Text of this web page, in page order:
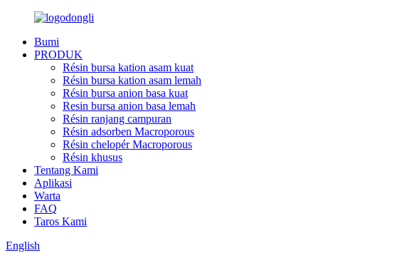
Bumi
PRODUK
Résin bursa kation asam kuat
Résin bursa kation asam lemah
Résin bursa anion basa kuat
Resin bursa anion basa lemah
Résin ranjang campuran
Résin adsorben Macroporous
Résin chelopér Macroporous
Résin khusus
Tentang Kami
Aplikasi
Warta
FAQ
Taros Kami
English